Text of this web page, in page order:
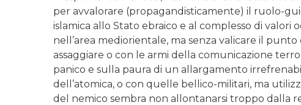
per avvalorare (propagandisticamente) il ruolo-
islamica allo Stato ebraico e al complesso di valori
nell’area mediorientale, ma senza valicare il
assaggiare o con le armi della comunicazione
panico e sulla paura di un allargamento
dell’atomica, o con quelle bellico-militari, ma
del nemico sembra non allontanarsi troppo dalla